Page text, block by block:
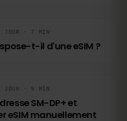
JOUR · 7 MIN
t-il d'une eSIM ?
JOUR · 9 MIN
SM-DP+ et
eSIM manuellement